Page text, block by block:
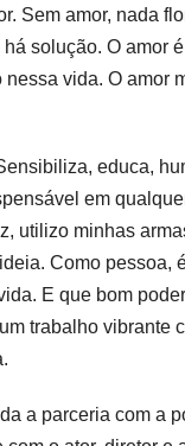
Sem amor, nada
solução. O amor
nessa vida. O amor
educa,
em
utilizo minhas
Como pessoa,
E que bom
trabalho vibrante
a parceria com a